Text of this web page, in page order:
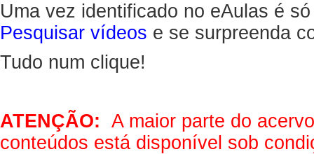
Uma vez identificado no eAulas é
Pesquisar vídeos e se surpreenda
Tudo num clique!
ATENÇÃO: A maior parte do
conteúdos está disponível sob